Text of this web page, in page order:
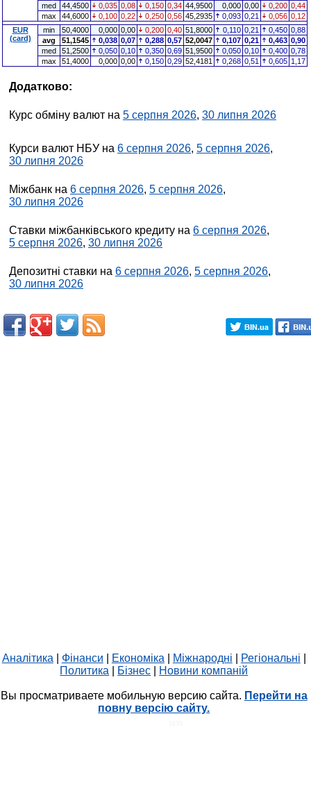
med
44,4500 0,035 0,08 0,150 0,34 44,9500 0,000 0,00 0,200 0,44
max
44,6000 0,100 0,22 0,250 0,56 45,2935 0,093 0,21 0,056 0,12
EUR
(card)
min 50,4000 0,000 0,00 0,200 0,40 51,8000 0,110 0,21 0,450 0,88
avg
51,1545 0,038 0,07 0,288 0,57 52,0047 0,107 0,21 0,463 0,90
med
51,2500 0,050 0,10 0,350 0,69 51,9500 0,050 0,10 0,400 0,78
max
51,4000 0,000 0,00 0,150 0,29 52,4181 0,268 0,51 0,605 1,17
Додатково:
Курс обміну валют на 5 серпня 2026, 30 липня 2026
Курси валют НБУ на 6 серпня 2026, 5 серпня 2026,
30 липня 2026
Міжбанк на 6 серпня 2026, 5 серпня 2026,
30 липня 2026
Ставки міжбанківського кредиту на 6 серпня 2026,
5 серпня 2026, 30 липня 2026
Депозитні ставки на 6 серпня 2026, 5 серпня 2026,
30 липня 2026
Аналітика Фінанси Економіка Міжнародні Регіональні
Политика
Бізнес Новини компаній
Вы просматриваете мобильную версию сайта. Перейти на
повну версію сайту.